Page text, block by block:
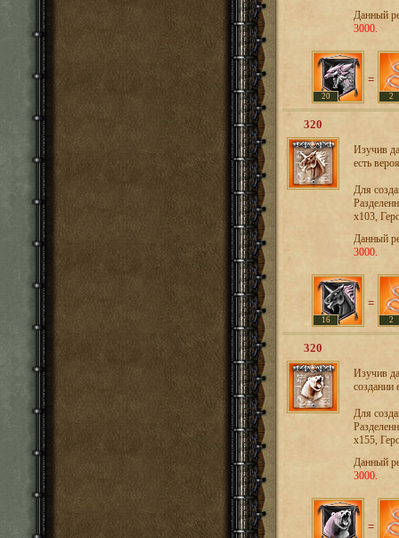
Данный
3000.
20
=
2
320
Изучив
есть
Для
х103,
Данный
3000.
16
=
2
320
Изучив
создании
Для
х155,
Данный
3000.
=